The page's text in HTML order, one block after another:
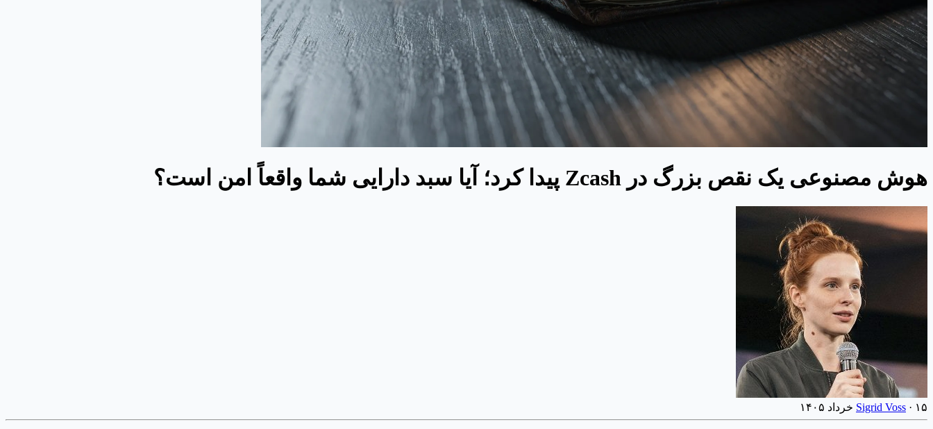
هوش مصنوعی یک نقص بزرگ در Zcash پیدا کرد؛ آیا سبد دارایی شما واقعاً امن است؟
Sigrid Voss · ۱۵ خرداد ۱۴۰۵